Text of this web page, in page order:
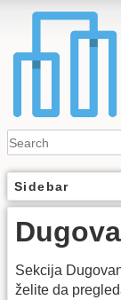
Sidebar
Sekcija
želite da